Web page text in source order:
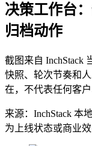
决策工作台
归档动作
截图来自 InchStack
快照、轮次节奏和
在，不代表任何客户
来源：InchStack 本
为上线状态或商业效